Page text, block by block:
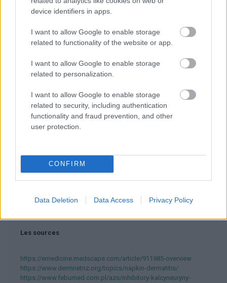
device identifiers in apps.
I want to allow Google to enable storage
related to functionality of the website or app.
I want to allow Google to enable storage
related to personalization.
I want to allow Google to enable storage
related to security, including authentication
functionality and fraud prevention, and other
user protection.
CONFIRM
Data Deletion Data Access Privacy Policy
1
nous sur
News
EN RAPPORT
Nourrisson
Les sources
https://emedicine.medscape.com/article/911985-overview
https://www.dermnetnz.org/topics/napkin-dermatitis/
https://www.febumed.com.pl/azs/inhibitory-kalcyneuryny-